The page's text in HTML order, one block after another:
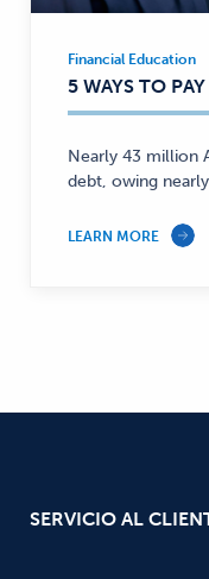
Financial
Education,
Personal
Finance
—
Financial Education
5 WAYS TO
Nearly 43 million
debt, owing
LEARN MORE
SERVICIO AL